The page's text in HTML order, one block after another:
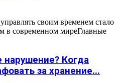
своим временем стало
в современном миреГлавные
нарушение? Когда
за хранение...